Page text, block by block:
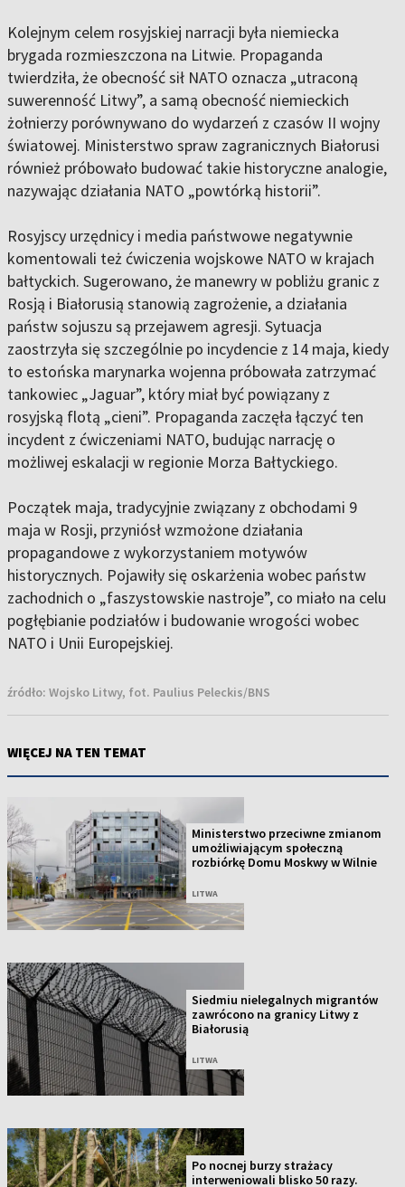
Kolejnym celem rosyjskiej narracji była niemiecka
brygada rozmieszczona na Litwie. Propaganda
twierdziła, że obecność sił NATO oznacza „utraconą
suwerenność Litwy”, a samą obecność niemieckich
żołnierzy porównywano do wydarzeń z czasów II wojny
światowej. Ministerstwo spraw zagranicznych Białorusi
również próbowało budować takie historyczne analogie,
nazywając działania NATO „powtórką historii”.
Rosyjscy urzędnicy i media państwowe negatywnie
komentowali też ćwiczenia wojskowe NATO w krajach
bałtyckich. Sugerowano, że manewry w pobliżu granic z
Rosją i Białorusią stanowią zagrożenie, a działania
państw sojuszu są przejawem agresji. Sytuacja
zaostrzyła się szczególnie po incydencie z 14 maja, kiedy
to estońska marynarka wojenna próbowała zatrzymać
tankowiec „Jaguar”, który miał być powiązany z
rosyjską flotą „cieni”. Propaganda zaczęła łączyć ten
incydent z ćwiczeniami NATO, budując narrację o
możliwej eskalacji w regionie Morza Bałtyckiego.
Początek maja, tradycyjnie związany z obchodami 9
maja w Rosji, przyniósł wzmożone działania
propagandowe z wykorzystaniem motywów
historycznych. Pojawiły się oskarżenia wobec państw
zachodnich o „faszystowskie nastroje”, co miało na celu
pogłębianie podziałów i budowanie wrogości wobec
NATO i Unii Europejskiej.
źródło: Wojsko Litwy, fot. Paulius Peleckis/BNS
WIĘCEJ NA TEN TEMAT
Ministerstwo przeciwne zmianom
umożliwiającym społeczną
rozbiórkę Domu Moskwy w Wilnie
LITWA
Siedmiu nielegalnych migrantów
zawrócono na granicy Litwy z
Białorusią
LITWA
Po nocnej burzy strażacy
interweniowali blisko 50 razy.